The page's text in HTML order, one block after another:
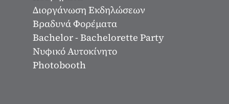
Διοργάνωση Εκδηλώσεων
Βραδυνά Φορέματα
Bachelor - Bachelorette Party
Νυφικό Αυτοκίνητο
Photobooth